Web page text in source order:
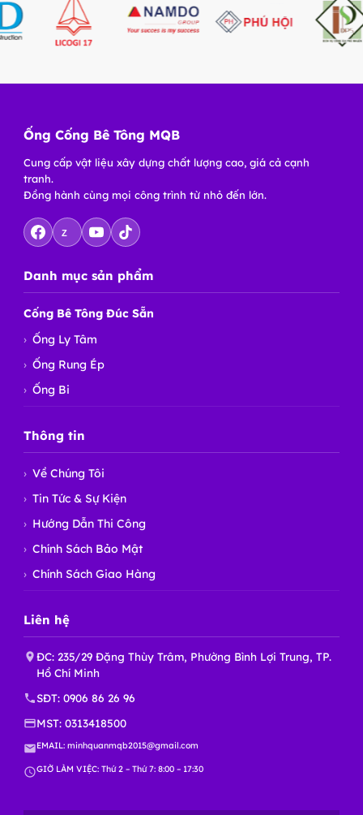
Ống Cống Bê Tông MQB
Cung cấp vật liệu xây dựng chất lượng cao, giá cả cạnh
tranh.
Đồng hành cùng mọi công trình từ nhỏ đến lớn.
Z
Danh mục sản phẩm
Cống Bê Tông Đúc Sẵn
Ống Ly Tâm
Ống Rung Ép
Ống Bi
Thông tin
Về Chúng Tôi
Tin Tức & Sự Kiện
Hướng Dẫn Thi Công
Chính Sách Bảo Mật
Chính Sách Giao Hàng
Liên hệ
ĐC: 235/29 Đặng Thùy Trâm, Phường Bình Lợi Trung, TP.
Hồ Chí Minh
SĐT: 0906 86 26 96
MST: 0313418500
EMAIL: minhquanmqb2015@gmail.com
GIỜ LÀM VIỆC: Thứ 2 – Thứ 7: 8:00 – 17:30